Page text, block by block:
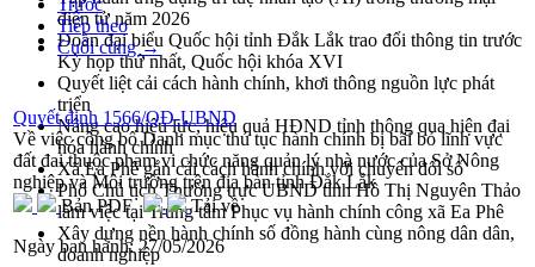
điện tử năm 2026
Đoàn đại biểu Quốc hội tỉnh Đắk Lắk trao đổi thông tin trước
Kỳ họp thứ nhất, Quốc hội khóa XVI
Quyết liệt cải cách hành chính, khơi thông nguồn lực phát
triển
Nâng cao hiệu lực, hiệu quả HĐND tỉnh thông qua hiện đại
hóa hành chính
Xã Ea Phê gắn cải cách hành chính với chuyển đổi số
Phó Chủ tịch Thường trực UBND tỉnh Hồ Thị Nguyên Thảo
làm việc tại Trung tâm Phục vụ hành chính công xã Ea Phê
Xây dựng nền hành chính số đồng hành cùng nông dân dân,
doanh nghiệp
Trước
Tiếp theo
Cuối cùng →
Quyết định 1566/QĐ-UBND
Về việc công bố Danh mục thủ tục hành chính bị bãi bỏ lĩnh vực
đất đai thuộc phạm vi chức năng quản lý nhà nước của Sở Nông
nghiệp và Môi trường trên địa bàn tỉnh Đắk Lắk
Bản PDF
Tải về
Ngày ban hành: 27/05/2026